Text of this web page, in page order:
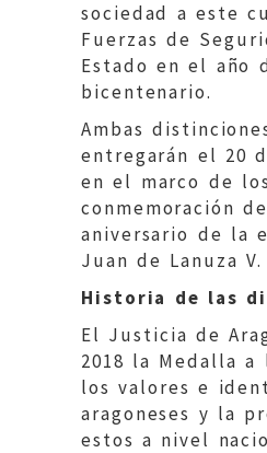
sociedad a este
Fuerzas de
Estado en el año
bicentenario.
Ambas
entregarán el 20
en el marco de
conmemoración
aniversario de la
Juan de Lanuza V.
Historia de las
El Justicia de
2018 la Medalla a
los valores e
aragoneses y la
estos a nivel